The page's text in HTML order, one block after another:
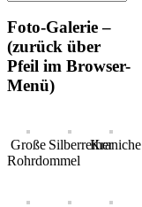
Foto-Galerie –
(zurück über
Pfeil im Browser-
Menü)
Große
Rohrdommel
SilberreiherKraniche